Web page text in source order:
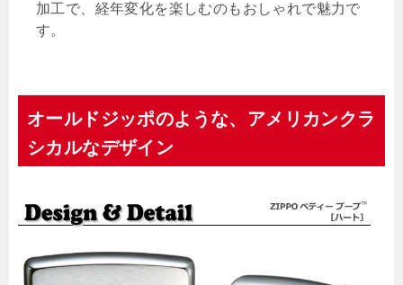
加工で、経年変化を楽しむのもおしゃれで魅力で
す。
オールドジッポのような、アメリカンクラ
シカルなデザイン